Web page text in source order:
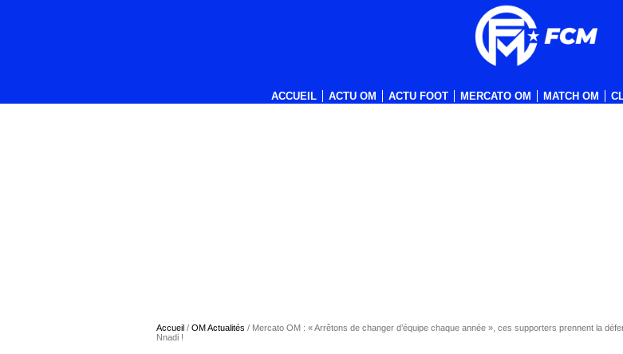
ACCUEIL ACTU OM ACTU FOOT MERCATO OM MATCH OM
Accueil / OM Actualités / Mercato OM : « Arrêtons de changer d’équipe chaque année », ces supporters prennent la
Nnadi !